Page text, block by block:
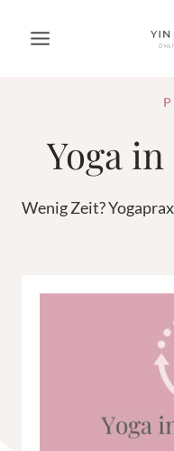
Inhalt
Yoga
Wenig Zeit?